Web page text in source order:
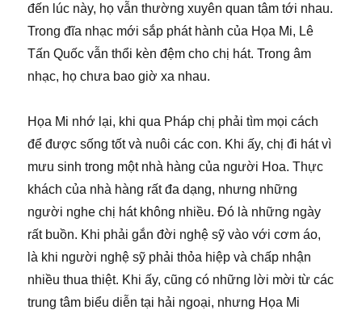
đến lúc này, họ vẫn thường xuyên quan tâm tới nhau.
Trong đĩa nhạc mới sắp phát hành của Họa Mi, Lê
Tấn Quốc vẫn thổi kèn đệm cho chị hát. Trong âm
nhạc, họ chưa bao giờ xa nhau.
Họa Mi nhớ lại, khi qua Pháp chị phải tìm mọi cách
để được sống tốt và nuôi các con. Khi ấy, chị đi hát vì
mưu sinh trong một nhà hàng của người Hoa. Thực
khách của nhà hàng rất đa dạng, nhưng những
người nghe chị hát không nhiều. Đó là những ngày
rất buồn. Khi phải gắn đời nghệ sỹ vào với cơm áo,
là khi người nghệ sỹ phải thỏa hiệp và chấp nhận
nhiều thua thiệt. Khi ấy, cũng có những lời mời từ các
trung tâm biểu diễn tại hải ngoại, nhưng Họa Mi